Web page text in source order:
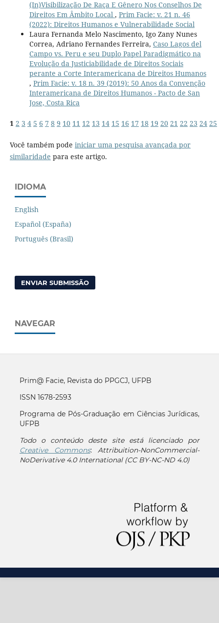
(In)Visibilização De Raça E Gênero Nos Conselhos De
Direitos Em Âmbito Local , Prim Facie: v. 21 n. 46
(2022): Direitos Humanos e Vulnerabilidade Social
Laura Fernanda Melo Nascimento, Igo Zany Nunes
Correa, Adriano Fernandes Ferreira, Caso Lagos del
Campo vs. Peru e seu Duplo Papel Paradigmático na
Evolução da Justiciabilidade de Direitos Sociais
perante a Corte Interamericana de Direitos Humanos
, Prim Facie: v. 18 n. 39 (2019): 50 Anos da Convenção
Interamericana de Direitos Humanos - Pacto de San
Jose, Costa Rica
1 2 3 4 5 6 7 8 9 10 11 12 13 14 15 16 17 18 19 20 21 22 23 24 25
Você também pode iniciar uma pesquisa avançada por
similaridade para este artigo.
IDIOMA
English
Español (España)
Português (Brasil)
ENVIAR SUBMISSÃO
NAVEGAR
Prim@ Facie, Revista do PPGCJ, UFPB
ISSN 1678-2593
Programa de Pós-Graduação em Ciências Jurídicas,
UFPB
Todo o conteúdo deste site está licenciado por
Creative Commons:Attribuition-NonCommercial-
NoDerivative 4.0 International (CC BY-NC-ND 4.0)